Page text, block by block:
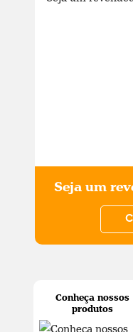
Conheça nossos
produtos
Seja um